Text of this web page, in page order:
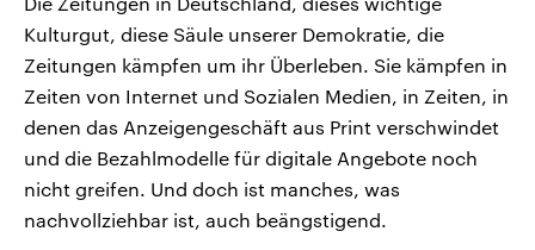
Kulturgut, diese Säule unserer Demokratie, die
Zeitungen kämpfen um ihr Überleben. Sie kämpfen in
Zeiten von Internet und Sozialen Medien, in Zeiten, in
denen das Anzeigengeschäft aus Print verschwindet
und die Bezahlmodelle für digitale Angebote noch
nicht greifen. Und doch ist manches, was
nachvollziehbar ist, auch beängstigend.